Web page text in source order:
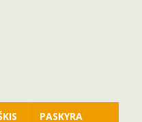
PASKYRA